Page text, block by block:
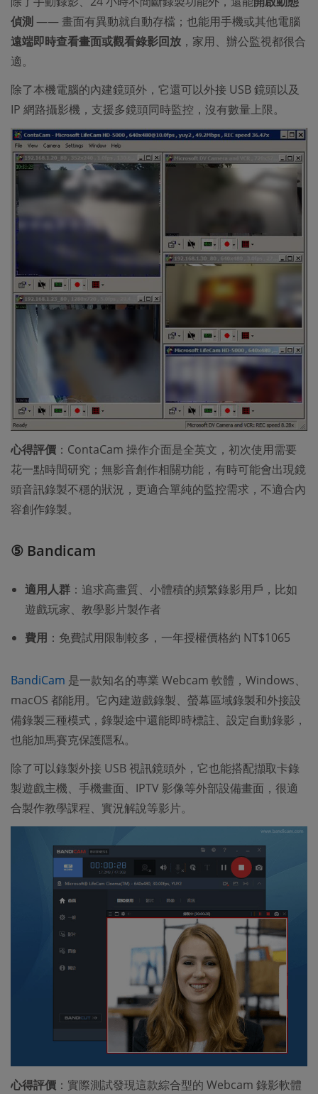
偵測 —— 畫面有異動就自動存檔；也能用手機或其他電腦
遠端即時查看畫面或觀看錄影回放 ，家用、辦公監視都很合
適。
除了本機電腦的內建鏡頭外，它還可以外接 USB 鏡頭以及
IP 網路攝影機，支援多鏡頭同時監控，沒有數量上限。
心得評價 ：ContaCam 操作介面是全英文，初次使用需要
花一點時間研究；無影音創作相關功能，有時可能會出現鏡
頭音訊錄製不穩的狀況，更適合單純的監控需求，不適合內
容創作錄製。
⑤ Bandicam
適用人群 ：追求高畫質、小體積的頻繁錄影用戶，比如
遊戲玩家、教學影片製作者
費用 ：免費試用限制較多，一年授權價格約 NT$1065
BandiCam 是一款知名的專業 Webcam 軟體，Windows、
macOS 都能用。它內建遊戲錄製、螢幕區域錄製和外接設
備錄製三種模式，錄製途中還能即時標註、設定自動錄影，
也能加馬賽克保護隱私。
除了可以錄製外接 USB 視訊鏡頭外，它也能搭配擷取卡錄
製遊戲主機、手機畫面、IPTV 影像等外部設備畫面，很適
合製作教學課程、實況解說等影片。
心得評價 ：實際測試發現這款綜合型的 Webcam 錄影軟體